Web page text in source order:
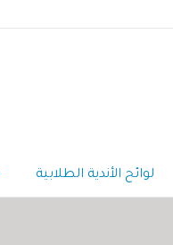
لوائح الأندية الطلابية